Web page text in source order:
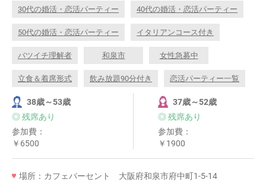
30代の婚活・恋活パーティー 40代の婚活・恋活パーティー
50代の婚活・恋活パーティー イタリアンコース付き
バツイチ理解者 和泉市 女性急募中
立食＆着席形式 飲み放題90分付き 恋活パーティー一覧
38歳～53歳
◎ 残席あり
参加費：
￥6500
37歳～52歳
◎ 残席あり
参加費：
￥1900
場所：カフェパーセント 大阪府和泉市府中町1-5-14